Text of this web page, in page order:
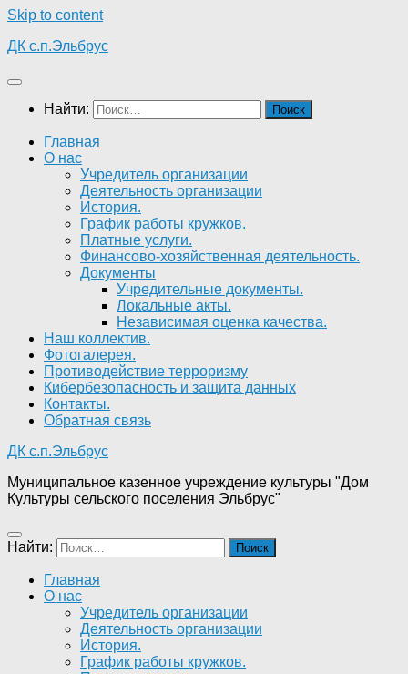
Skip to content
ДК с.п.Эльбрус
Найти:
Главная
О нас
Учредитель организации
Деятельность организации
История.
График работы кружков.
Платные услуги.
Финансово-хозяйственная деятельность.
Документы
Учредительные документы.
Локальные акты.
Независимая оценка качества.
Наш коллектив.
Фотогалерея.
Противодействие терроризму
Кибербезопасность и защита данных
Контакты.
Обратная связь
ДК с.п.Эльбрус
Муниципальное казенное учреждение культуры "Дом
Культуры сельского поселения Эльбрус"
Найти:
Главная
О нас
Учредитель организации
Деятельность организации
История.
График работы кружков.